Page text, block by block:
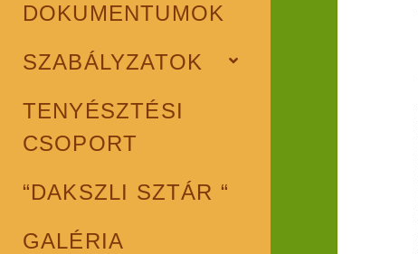
DOKUMENTUMOK
SZABÁLYZATOK
open
TENYÉSZTÉSI
CSOPORT
“DAKSZLI SZTÁR “
GALÉRIA